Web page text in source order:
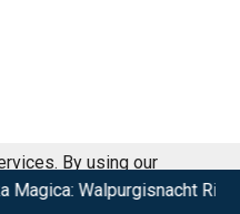
Rising confirma su
By using our
of cookies.
Got it